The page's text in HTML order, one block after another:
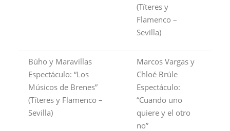
(Títeres y
Flamenco –
Sevilla)
Búho y Maravillas
Espectáculo: “Los
Músicos de Brenes”
(Títeres y Flamenco –
Sevilla)
Marcos Vargas y
Chloé Brúle
Espectáculo:
“Cuando uno
quiere y el otro
no”